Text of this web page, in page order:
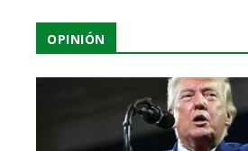
OPINIÓN